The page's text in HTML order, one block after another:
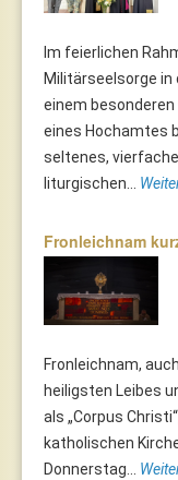
Im feierlichen
Militärseelsorge in
einem
eines Hochamtes
seltenes,
liturgischen...
Fronleichnam
Fronleichnam,
heiligsten Leibes
als „Corpus
katholischen
Donnerstag...